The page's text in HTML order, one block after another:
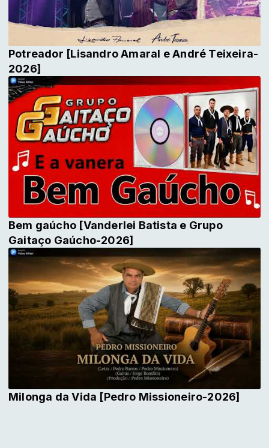
Potreador [Lisandro Amaral e André Teixeira-
2026]
Bem gaúcho [Vanderlei Batista e Grupo
Gaitaço Gaúcho-2026]
Milonga da Vida [Pedro Missioneiro-2026]